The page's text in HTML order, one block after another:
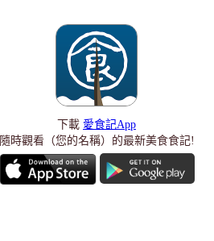
下載 愛食記App
隨時觀看（您的名稱）的最新美食食記!